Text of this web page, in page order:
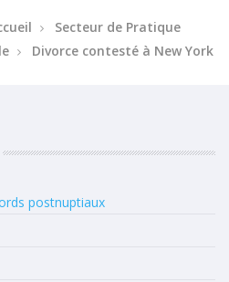
Secteur de Pratique
Divorce contesté à New York
postnuptiaux